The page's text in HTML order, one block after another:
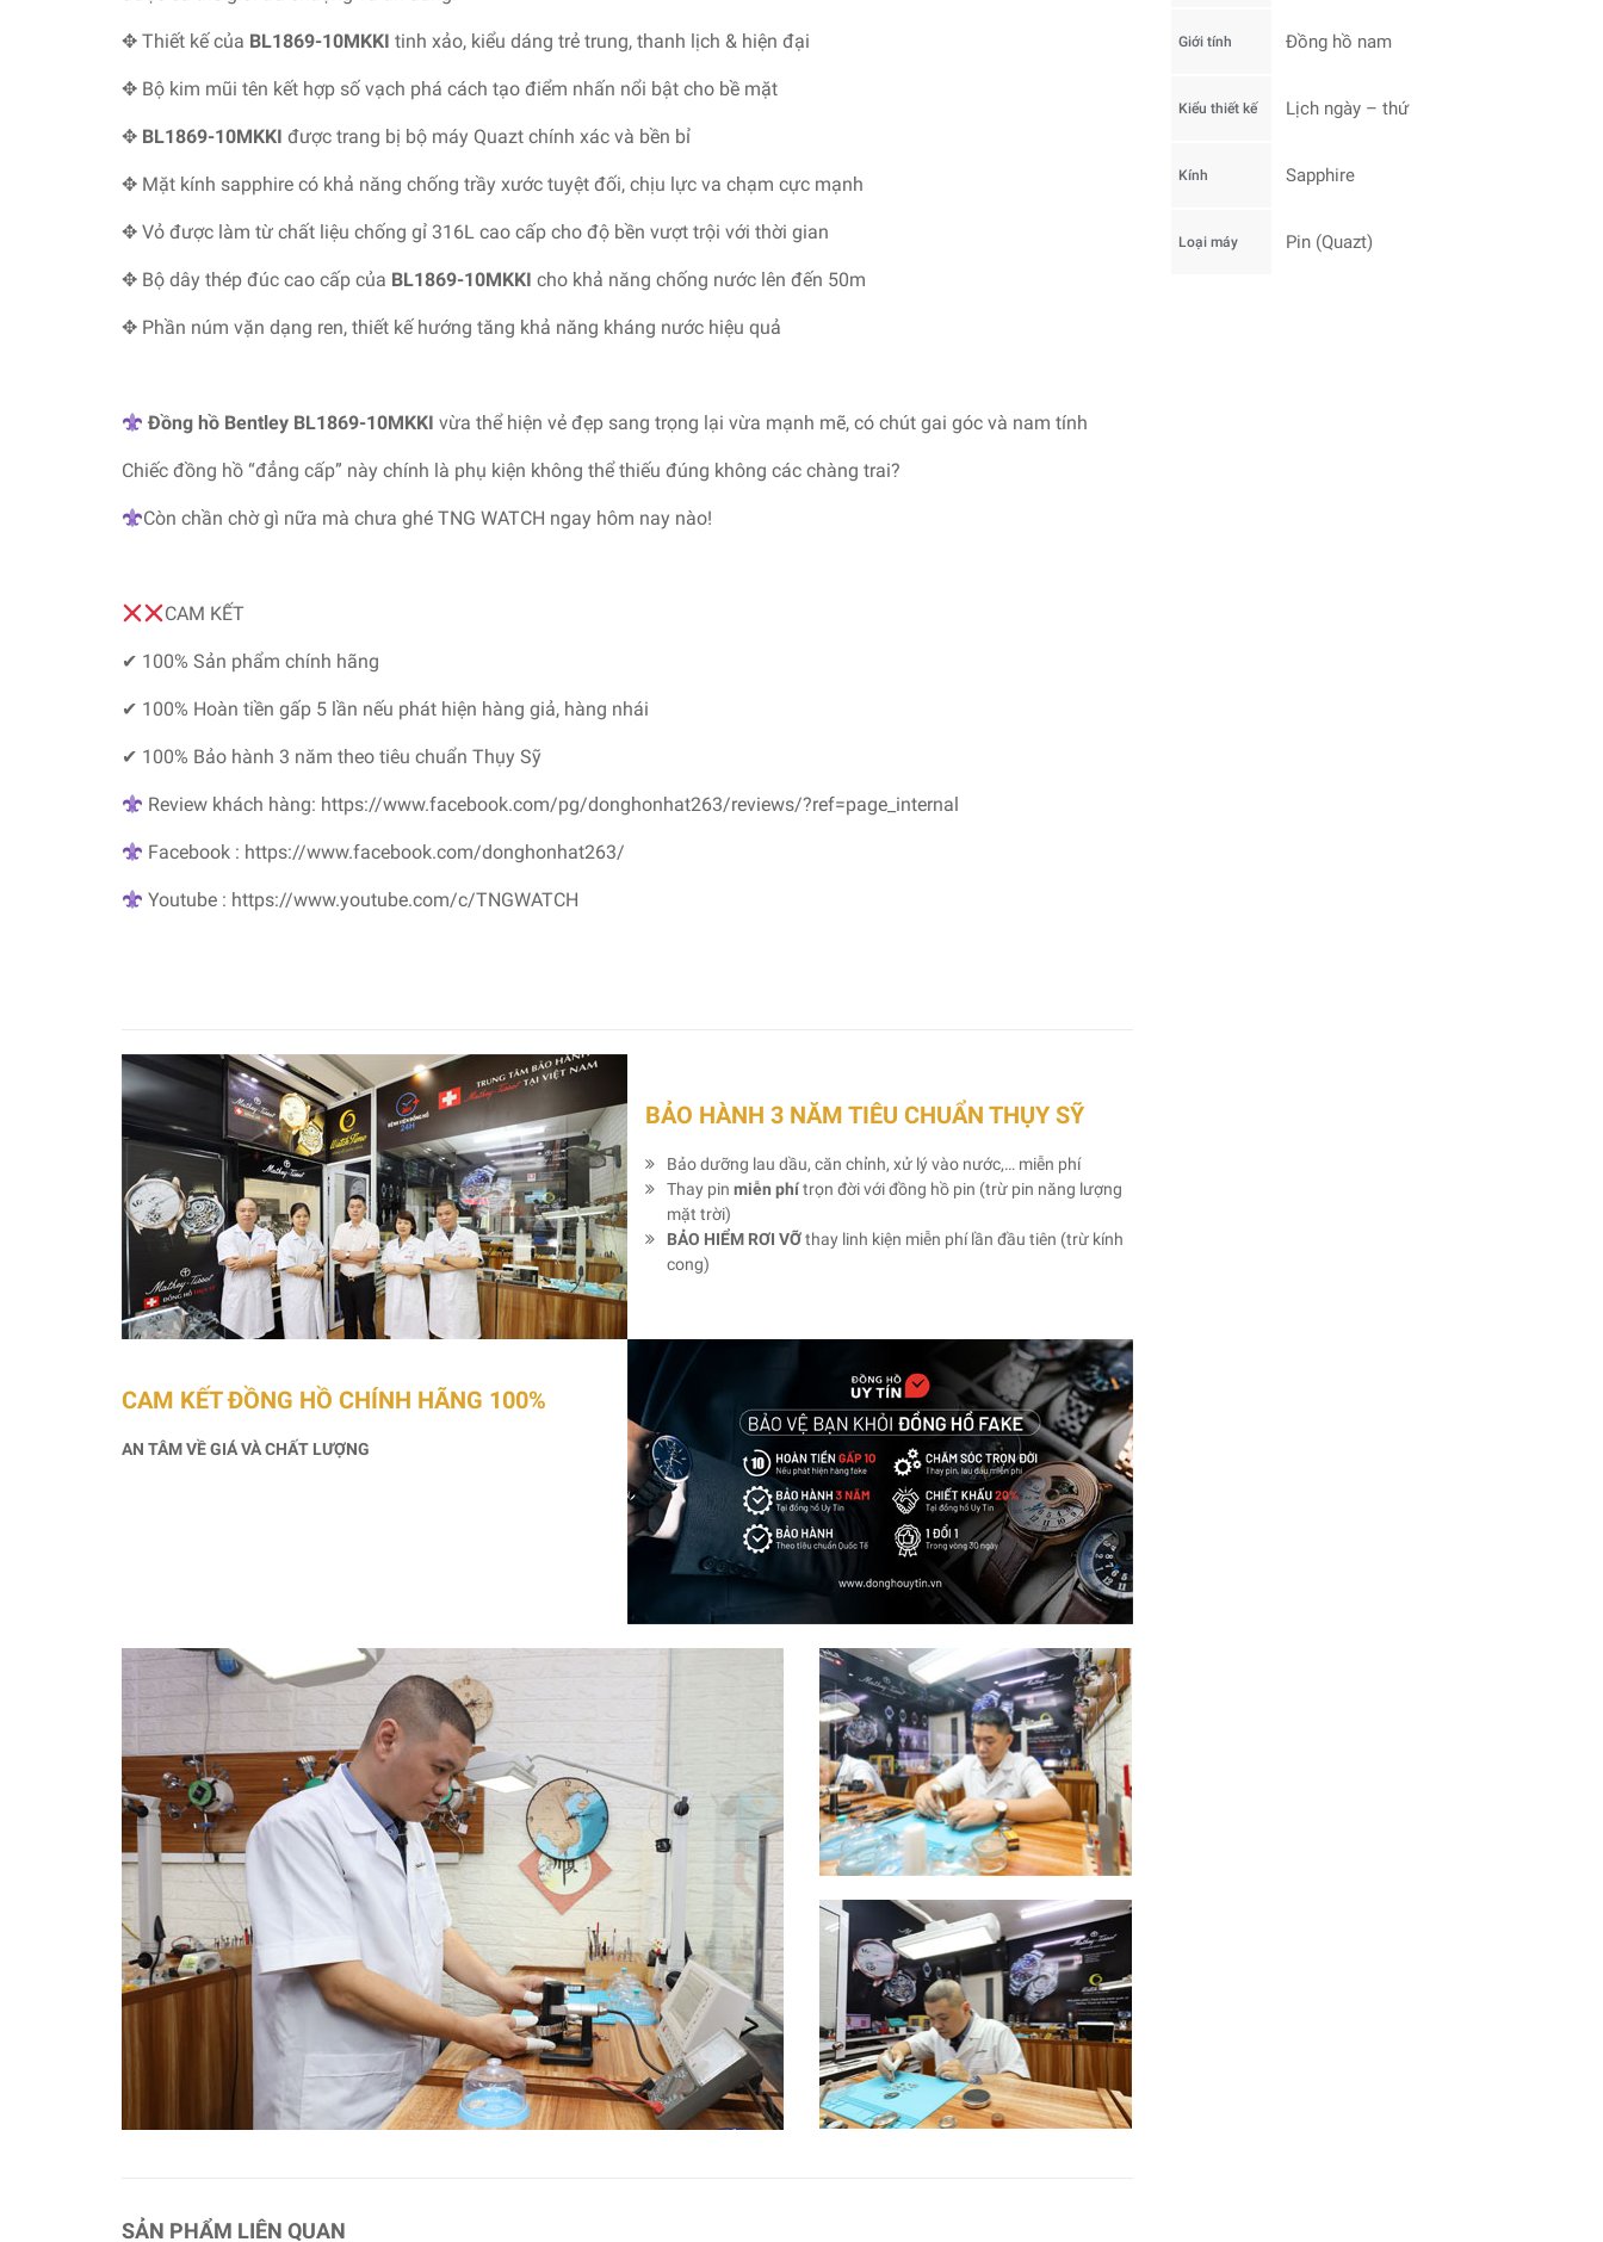
✥ Thiết kế của BL1869-10MKKI tinh xảo, kiểu dáng trẻ trung, thanh lịch & hiện đại
✥ Bộ kim mũi tên kết hợp số vạch phá cách tạo điểm nhấn nổi bật cho bề mặt
✥ BL1869-10MKKI được trang bị bộ máy Quazt chính xác và bền bỉ
✥ Mặt kính sapphire có khả năng chống trầy xước tuyệt đối, chịu lực va chạm cực mạnh
✥ Vỏ được làm từ chất liệu chống gỉ 316L cao cấp cho độ bền vượt trội với thời gian
✥ Bộ dây thép đúc cao cấp của BL1869-10MKKI cho khả năng chống nước lên đến 50m
✥ Phần núm vặn dạng ren, thiết kế hướng tăng khả năng kháng nước hiệu quả
Đồng hồ Bentley BL1869-10MKKIvừa thể hiện vẻ đẹp sang trọng lại vừa mạnh mẽ, có chút gai góc và nam tính
Chiếc đồng hồ “đẳng cấp” này chính là phụ kiện không thể thiếu đúng không các chàng trai?
Còn chần chờ gì nữa mà chưa ghé TNG WATCH ngay hôm nay nào!
CAM KẾT
✔ 100% Sản phẩm chính hãng
✔ 100% Hoàn tiền gấp 5 lần nếu phát hiện hàng giả, hàng nhái
✔ 100% Bảo hành 3 năm theo tiêu chuẩn Thụy Sỹ
Review khách hàng: https://www.facebook.com/pg/donghonhat263/reviews/?ref=page_internal
Facebook : https://www.facebook.com/donghonhat263/
Youtube : https://www.youtube.com/c/TNGWATCH
BẢO HÀNH 3 NĂM TIÊU CHUẨN THỤY SỸ
Bảo dưỡng lau dầu, căn chỉnh, xử lý vào nước,… miễn phí
Thay pin miễn phítrọn đời với đồng hồ pin (trừ pin năng lượng
mặt trời)
BẢO HIỂM RƠI VỠthay linh kiện miễn phí lần đầu tiên (trừ kính
cong)
CAM KẾT ĐỒNG HỒ CHÍNH HÃNG 100%
AN TÂM VỀ GIÁ VÀ CHẤT LƯỢNG
SẢN PHẨM LIÊN QUAN
Giới tính Đồng hồ nam
Kiểu thiết kế Lịch ngày – thứ
Kính Sapphire
Loại máy Pin (Quazt)